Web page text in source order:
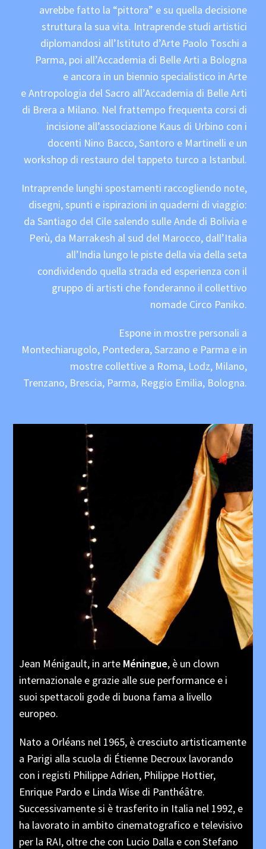
avrebbe fatto la “pittora” e su quella decisione
struttura la sua vita. Intraprende studi artistici
diplomandosi all’Istituto d’Arte Paolo Toschi a
Parma, poi all’Accademia di Belle Arti a Bologna
e ancora in un biennio specialistico in Arte
e Antropologia del Sacro all’Accademia di Belle Arti
di Brera a Milano. Nel frattempo frequenta corsi di
incisione all’associazione Kaus di Urbino con i
docenti Nino Bacco, Santoro e Martinelli e un
workshop di restauro del tappeto turco a Istanbul.
Intraprende lunghi spostamenti raccogliendo note,
disegni, spunti e ispirazioni in quaderni di viaggio:
da Santiago del Cile salendo sulle Ande di Bolivia e
Perù, da Marrakesh al sud del Marocco, dall’Italia
all’India lungo le piste della via della seta
condividendo quella strada ed esperienza con il
gruppo di artisti che fonderanno il collettivo
nomade Circo Paniko.
Espone in mostre personali a
Montechiarugolo, Pontedera, Sarzano e Parma e in
mostre collettive a Roma, Lodz, Milano,
Trenzano, Brescia, Parma, Reggio Emilia, Bologna.
Jean Ménigault, in arte Méningue, è un clown
internazionale e grazie alle sue performance e i
suoi spettacoli gode di buona fama a livello
europeo.
Nato a Orléans nel 1965, è cresciuto artisticamente
a Parigi alla scuola di Étienne Decroux lavorando
con i registi PhilippeAdrien, Philippe Hottier,
Enrique Pardo e Linda Wise di Panthéâtre.
Successivamente si è trasferito in Italia nel 1992, e
ha lavorato in ambito cinematografico e televisivo
per la RAI, oltre che con Lucio Dalla e con Stefano